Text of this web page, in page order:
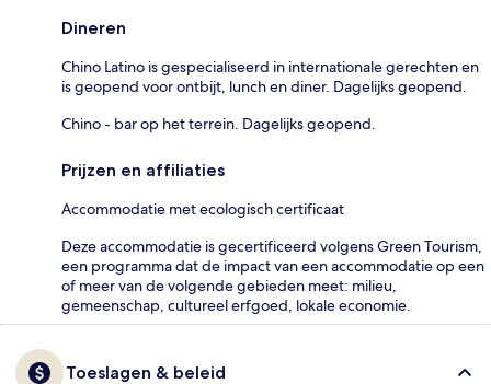
Dineren
Chino Latino is gespecialiseerd in internationale gerechten en
is geopend voor ontbijt, lunch en diner. Dagelijks geopend.
Chino - bar op het terrein. Dagelijks geopend.
Prijzen en affiliaties
Accommodatie met ecologisch certificaat
Deze accommodatie is gecertificeerd volgens Green Tourism,
een programma dat de impact van een accommodatie op een
of meer van de volgende gebieden meet: milieu,
gemeenschap, cultureel erfgoed, lokale economie.
Toeslagen & beleid